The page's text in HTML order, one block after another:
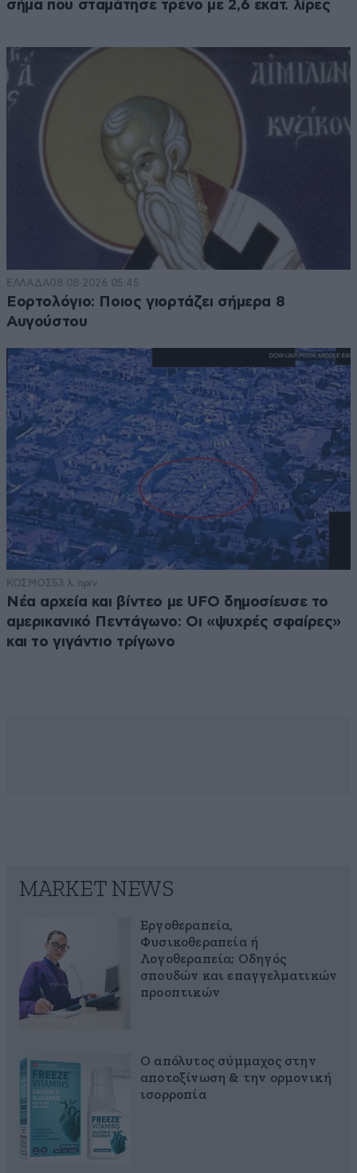
σήμα που σταμάτησε τρένο με 2,6 εκατ. λίρες
ΕΛΛΑΔΑ08·08·2026 05:45
Εορτολόγιο: Ποιος γιορτάζει σήμερα 8
Αυγούστου
ΚΟΣΜΟΣ53 λ. πριν
Νέα αρχεία και βίντεο με UFO δημοσίευσε το
αμερικανικό Πεντάγωνο: Οι «ψυχρές σφαίρες»
και το γιγάντιο τρίγωνο
MARKET NEWS
Εργοθεραπεία,
Φυσικοθεραπεία ή
Λογοθεραπεία; Οδηγός
σπουδών και επαγγελματικών
προοπτικών
Ο απόλυτος σύμμαχος στην
αποτοξίνωση & την ορμονική
ισορροπία